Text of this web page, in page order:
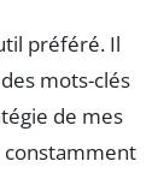
préféré. Il
mots-clés
de mes
constamment